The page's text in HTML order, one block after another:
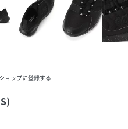
ョップに登録する